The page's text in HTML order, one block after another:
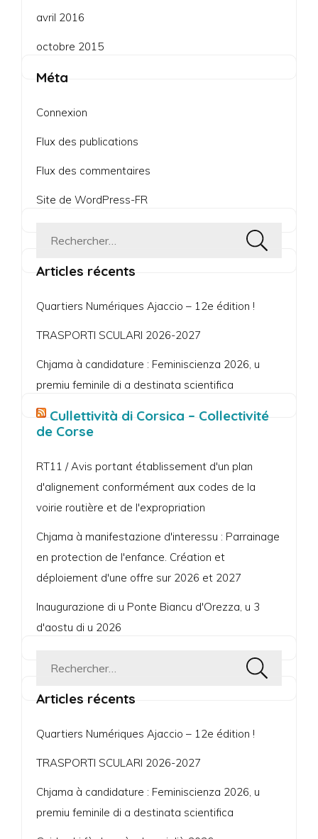
avril 2016
octobre 2015
Méta
Connexion
Flux des publications
Flux des commentaires
Site de WordPress-FR
Rechercher :
Articles récents
Quartiers Numériques Ajaccio – 12e édition !
TRASPORTI SCULARI 2026-2027
Chjama à candidature : Feminiscienza 2026, u
premiu feminile di a destinata scientifica
Cullettività di Corsica – Collectivité
de Corse
RT11 / Avis portant établissement d'un plan
d'alignement conformément aux codes de la
voirie routière et de l'expropriation
Chjama à manifestazione d'interessu : Parrainage
en protection de l'enfance. Création et
déploiement d'une offre sur 2026 et 2027
Inaugurazione di u Ponte Biancu d'Orezza, u 3
d'aostu di u 2026
Rechercher :
Articles récents
Quartiers Numériques Ajaccio – 12e édition !
TRASPORTI SCULARI 2026-2027
Chjama à candidature : Feminiscienza 2026, u
premiu feminile di a destinata scientifica